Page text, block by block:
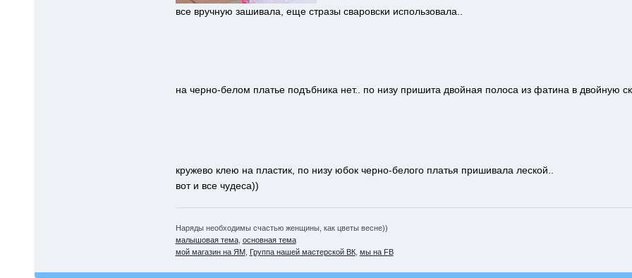
все вручную зашивала, еще стразы сваровски использовала..
на черно-белом платье подъбника нет.. по низу пришита двойная полоса из фатина в двойную
кружево клею на пластик, по низу юбок черно-белого платья пришивала леской..
вот и все чудеса))
Наряды необходимы счастью женщины, как цветы весне))
малышовая тема, основная тема
мой магазин на ЯМ, Группа нашей мастерской ВК, мы на FB